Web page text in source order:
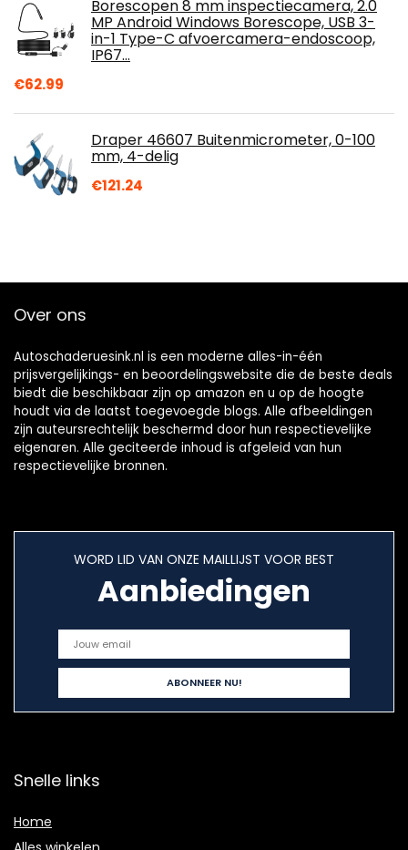
Borescopen 8 mm inspectiecamera, 2.0
MP Android Windows Borescope, USB 3-
in-1 Type-C afvoercamera-endoscoop,
IP67…
€62.99
Draper 46607 Buitenmicrometer, 0-100
mm, 4-delig
€121.24
Over ons
Autoschaderuesink.nl is een moderne alles-in-één
prijsvergelijkings- en beoordelingswebsite die de beste deals
biedt die beschikbaar zijn op amazon en u op de hoogte
houdt via de laatst toegevoegde blogs. Alle afbeeldingen
zijn auteursrechtelijk beschermd door hun respectievelijke
eigenaren. Alle geciteerde inhoud is afgeleid van hun
respectievelijke bronnen.
WORD LID VAN ONZE MAILLIJST VOOR BEST
Aanbiedingen
Snelle links
Home